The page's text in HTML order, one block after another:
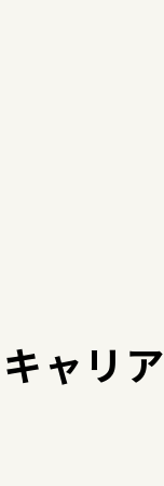
キャリ